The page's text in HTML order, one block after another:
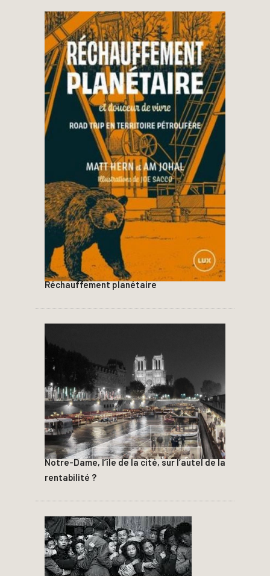
Réchauffement planétaire
Notre-Dame, l’île de la cité, sur l’autel de la
rentabilité ?